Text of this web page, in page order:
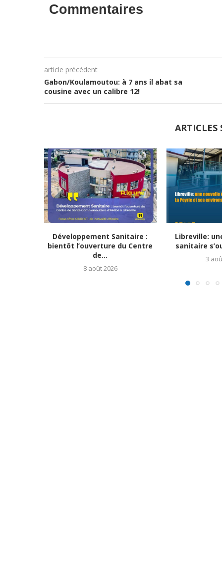
Commentaires
article précédent
Gabon/Koulamoutou: à 7 ans il abat sa
cousine avec un calibre 12!
ARTICLES
Développement Sanitaire :
bientôt l’ouverture du Centre
de...
8 août 2026
Libreville:
sanitaire
3